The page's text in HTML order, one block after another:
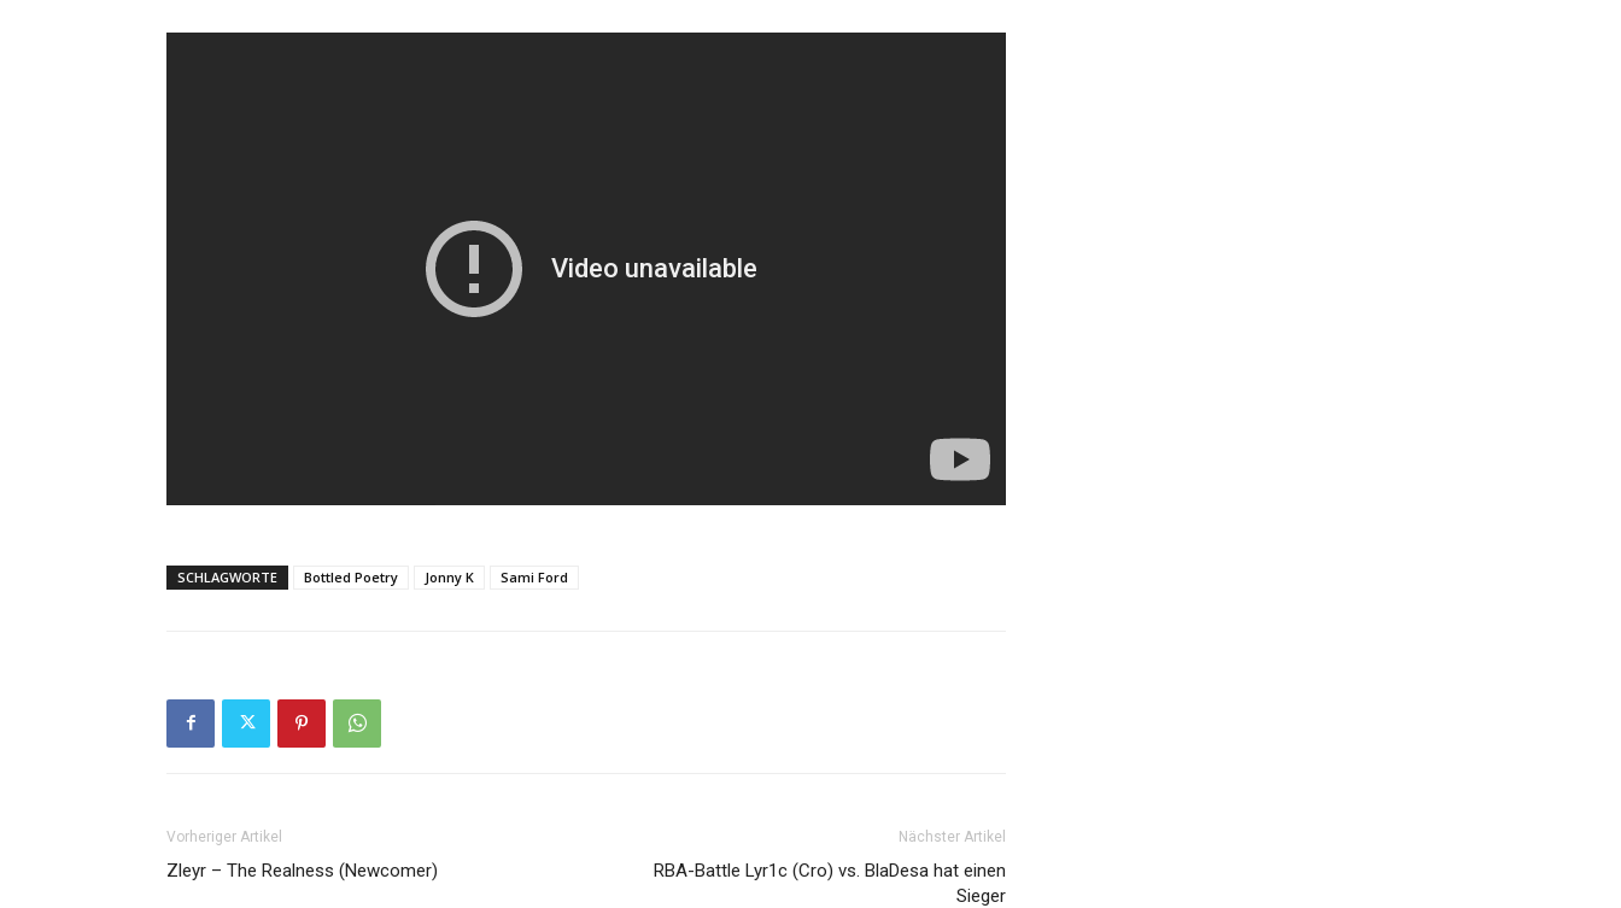
SCHLAGWORTE Bottled Poetry Jonny K Sami Ford
Vorheriger Artikel
Zleyr – The Realness (Newcomer)
Nächster Artikel
RBA-Battle Lyr1c (Cro) vs. BlaDesa hat einen
Sieger